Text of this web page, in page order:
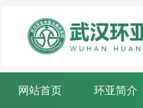
网站首页 环亚简介